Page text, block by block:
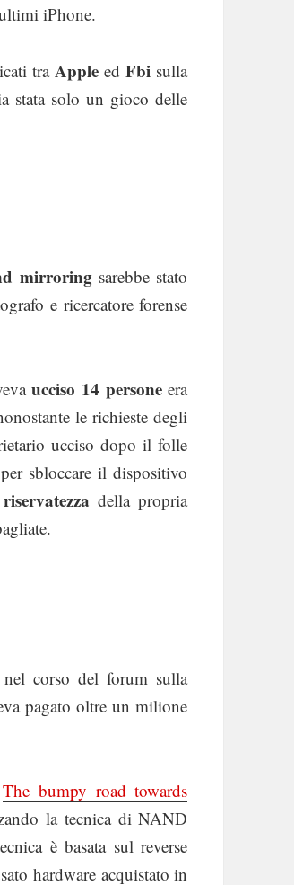
iPhone.
traApple edFbi sulla
stata solo un gioco delle
mirroringsarebbe stato
e ricercatore forense
ucciso 14 personeera
le richieste degli
ucciso dopo il folle
sbloccare il dispositivo
riservatezza della propria
nel corso del forum sulla
pagato oltre un milione
The bumpy road towards
la tecnica di NAND
è basata sul reverse
hardware acquistato in